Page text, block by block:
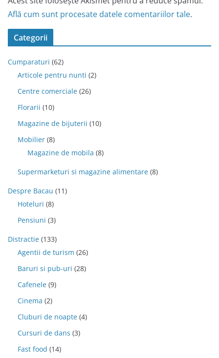
Află cum sunt procesate datele comentariilor tale.
Categorii
Cumparaturi (62)
Articole pentru nunti (2)
Centre comerciale (26)
Florarii (10)
Magazine de bijuterii (10)
Mobilier (8)
Magazine de mobila (8)
Supermarketuri si magazine alimentare (8)
Despre Bacau (11)
Hoteluri (8)
Pensiuni (3)
Distractie (133)
Agentii de turism (26)
Baruri si pub-uri (28)
Cafenele (9)
Cinema (2)
Cluburi de noapte (4)
Cursuri de dans (3)
Fast food (14)